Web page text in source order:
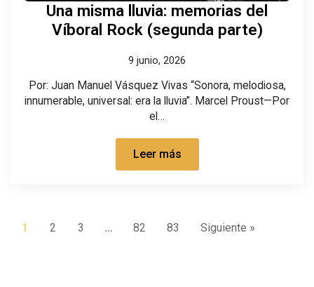
Una misma lluvia: memorias del
Víboral Rock (segunda parte)
9 junio, 2026
Por: Juan Manuel Vásquez Vivas “Sonora, melodiosa,
innumerable, universal: era la lluvia”. Marcel Proust—Por
el…
Leer más
1 2 3 … 82 83 Siguiente »